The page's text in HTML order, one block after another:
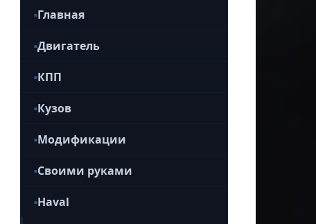
Главная
Двигатель
КПП
Кузов
Модификации
Своими руками
Haval